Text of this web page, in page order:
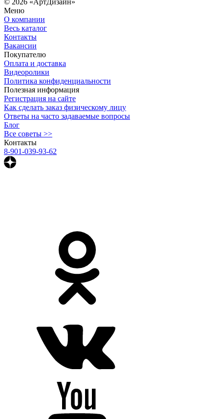
Меню
О компании
Весь каталог
Контакты
Вакансии
Покупателю
Оплата и доставка
Видеоролики
Политика конфиденциальности
Полезная информация
Регистрация на сайте
Как сделать заказ физическому лицу
Ответы на часто задаваемые вопросы
Блог
Все советы >>
Контакты
8-901-039-93-62